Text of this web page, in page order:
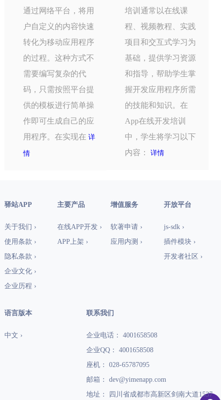
通过网络平台，将用
户自定义的内容快速
转化为移动应用程序
的过程。这种方式不
需要编写复杂的代
码，只需按照平台提
供的模板进行简单操
作即可生成自己的应
用程序。在实现在 详
情
培训通常以在线课
程、视频教程、实践
项目和交互式学习为
基础，提供学习资源
和指导，帮助学生掌
握开发应用程序所需
的技能和知识。在
App在线开发培训
中，学生将学习以下
内容：详情
驿站APP
关于我们 ›
使用条款 ›
隐私条款 ›
企业文化 ›
企业历程 ›
主要产品
在线APP开发 ›
APP上架 ›
增值服务
软著申请 ›
应用内测 ›
开放平台
js-sdk ›
插件模块 ›
开发者社区 ›
语言版本
中文 ›
联系我们
企业电话： 4001658508
企业QQ： 4001658508
座机： 028-65787095
邮箱： dev@yimenapp.com
地址： 四川省成都市高新区剑南大道1537